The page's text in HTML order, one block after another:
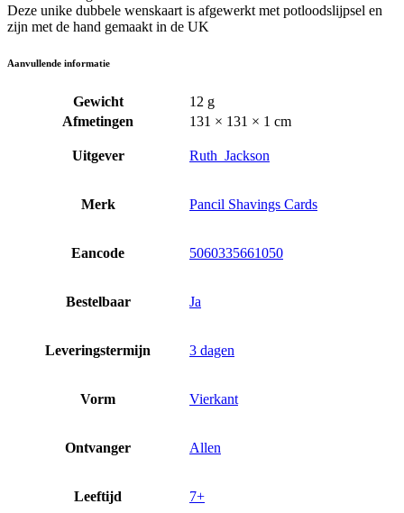
Deze unike dubbele wenskaart is afgewerkt met potloodslijpsel en
zijn met de hand gemaakt in de UK
Aanvullende informatie
Gewicht
12 g
Afmetingen
131 × 131 × 1 cm
Uitgever Ruth_Jackson
Merk Pancil Shavings Cards
Eancode 5060335661050
Bestelbaar Ja
Leveringstermijn 3 dagen
Vorm Vierkant
Ontvanger Allen
Leeftijd 7+